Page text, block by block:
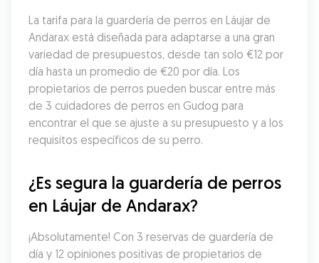
La tarifa para la guardería de perros en Láujar de
Andarax está diseñada para adaptarse a una gran
variedad de presupuestos, desde tan solo €12 por
día hasta un promedio de €20 por día. Los
propietarios de perros pueden buscar entre más
de 3 cuidadores de perros en Gudog para
encontrar el que se ajuste a su presupuesto y a los
requisitos específicos de su perro.
¿Es segura la guardería de perros
en Láujar de Andarax?
¡Absolutamente! Con 3 reservas de guardería de
día y 12 opiniones positivas de propietarios de